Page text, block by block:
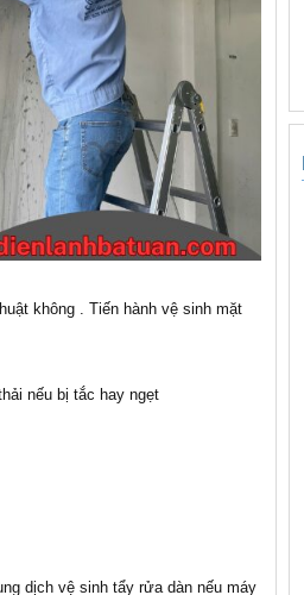
không . Tiến hành vệ sinh mặt
nếu bị tắc hay ngẹt
dịch vệ sinh tẩy rửa dàn nếu máy